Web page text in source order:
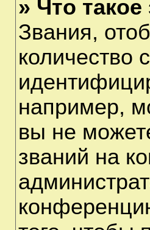
» Что
Звания,
количество
например,
вы не
званий на